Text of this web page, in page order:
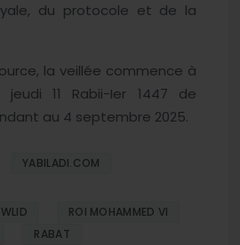
du protocole et de la
la veillée commence à
jeudi 11 Rabii-Ier 1447 de
au 4 septembre 2025.
YABILADI.COM
ROI MOHAMMED VI
RABAT